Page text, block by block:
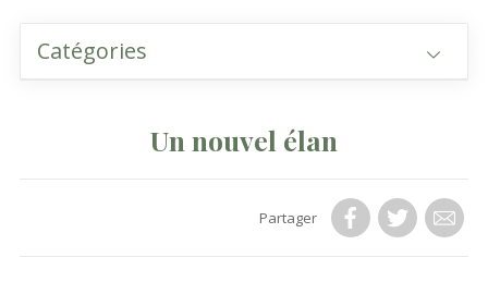
Catégories
Un nouvel élan
Partager